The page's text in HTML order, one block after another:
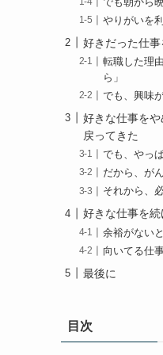
やりがいを
好きだった仕
転職した理
ら」
でも、興味
好きな仕事を
戻ってきた
でも、やっ
だから、が
それから、
好きな仕事を
余裕がない
向いてる仕
最後に
目次